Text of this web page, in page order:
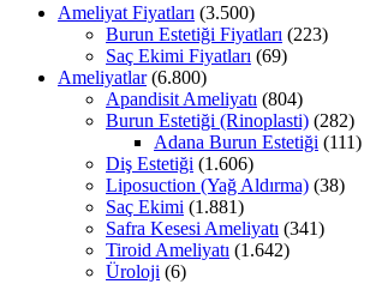
Ameliyat Fiyatları (3.500)
Burun Estetiği Fiyatları (223)
Saç Ekimi Fiyatları (69)
Ameliyatlar(6.800)
Apandisit Ameliyatı (804)
Burun Estetiği (Rinoplasti) (282)
Adana Burun Estetiği (111)
Diş Estetiği (1.606)
Liposuction (Yağ Aldırma) (38)
Saç Ekimi (1.881)
Safra Kesesi Ameliyatı (341)
Tiroid Ameliyatı (1.642)
Üroloji (6)